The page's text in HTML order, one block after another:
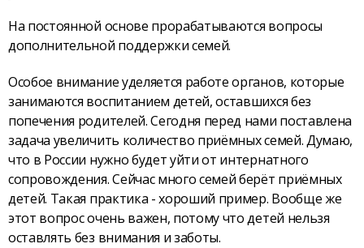
На постоянной основе прорабатываются вопросы
дополнительной поддержки семей.
Особое внимание уделяется работе органов, которые
занимаются воспитанием детей, оставшихся без
попечения родителей. Сегодня перед нами поставлена
задача увеличить количество приёмных семей. Думаю,
что в России нужно будет уйти от интернатного
сопровождения. Сейчас много семей берёт приёмных
детей. Такая практика - хороший пример. Вообще же
этот вопрос очень важен, потому что детей нельзя
оставлять без внимания и заботы.